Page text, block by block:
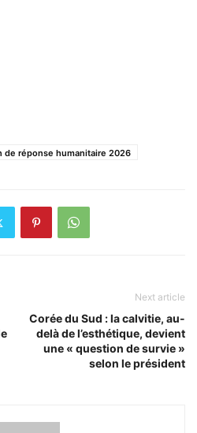
de réponse humanitaire 2026
Next article
Corée du Sud : la calvitie, au-
delà de l’esthétique, devient
une « question de survie »
selon le président